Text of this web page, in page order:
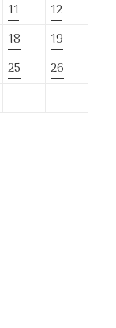
11
12
18
19
25
26